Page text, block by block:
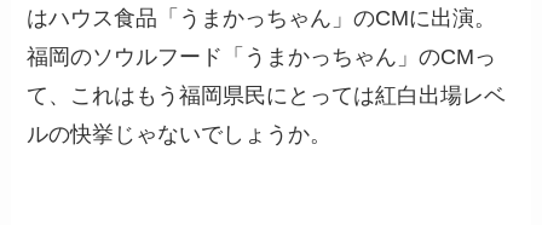
はハウス食品「うまかっちゃん」のCMに出演。
福岡のソウルフード「うまかっちゃん」のCMっ
て、これはもう福岡県民にとっては紅白出場レベ
ルの快挙じゃないでしょうか。